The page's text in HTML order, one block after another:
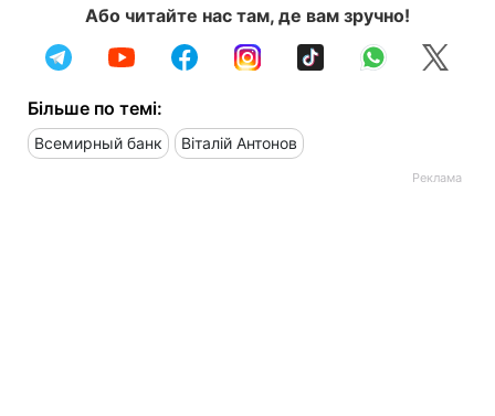
Або читайте нас там, де вам зручно!
Більше по темі:
Всемирный банк Віталій Антонов